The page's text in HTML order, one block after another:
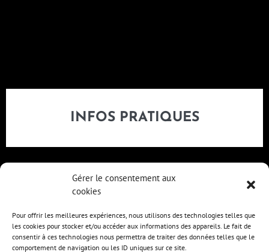
Gérer le consentement aux
cookies
Pour offrir les meilleures expériences, nous utilisons des technologies telles que
les cookies pour stocker et/ou accéder aux informations des appareils. Le fait de
consentir à ces technologies nous permettra de traiter des données telles que le
comportement de navigation ou les ID uniques sur ce site.
INFOS PRATIQUES